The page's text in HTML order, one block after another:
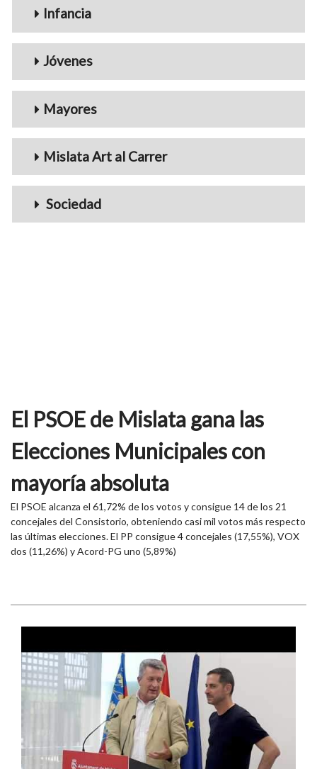
Infancia
Jóvenes
Mayores
Mislata Art al Carrer
Sociedad
El PSOE de Mislata gana las
Elecciones Municipales con
mayoría absoluta
El PSOE alcanza el 61,72% de los votos y consigue 14 de los 21
concejales del Consistorio, obteniendo casi mil votos más respecto
las últimas elecciones. El PP consigue 4 concejales (17,55%), VOX
dos (11,26%) y Acord-PG uno (5,89%)